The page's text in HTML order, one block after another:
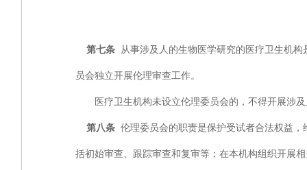
第七条 从事涉及人的生物医学研究的医疗卫生机
员会独立开展伦理审查工作。
医疗卫生机构未设立伦理委员会的，不得开展涉及
第八条 伦理委员会的职责是保护受试者合法权益
括初始审查、跟踪审查和复审等；在本机构组织开展